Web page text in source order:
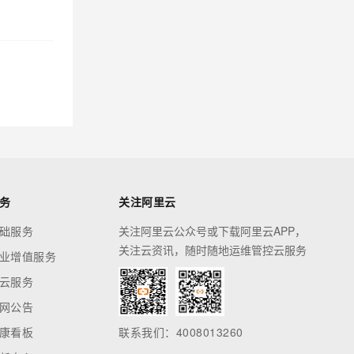
服务
增值服务
服务
公告
看板
关注阿里云
关注阿里云公众号或下载阿里云APP，
关注云资讯，随时随地运维管控云服务
联系我们：4008013260